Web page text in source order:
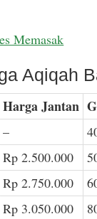
Memasak
Aqiqah
Harga Jantan
–
Rp 2.500.000
Rp 2.750.000
Rp 3.050.000